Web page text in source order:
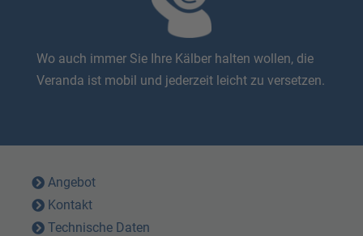
Wo auch immer Sie Ihre Kälber halten wollen, die
Veranda ist mobil und jederzeit leicht zu versetzen.
Angebot
Kontakt
Technische Daten